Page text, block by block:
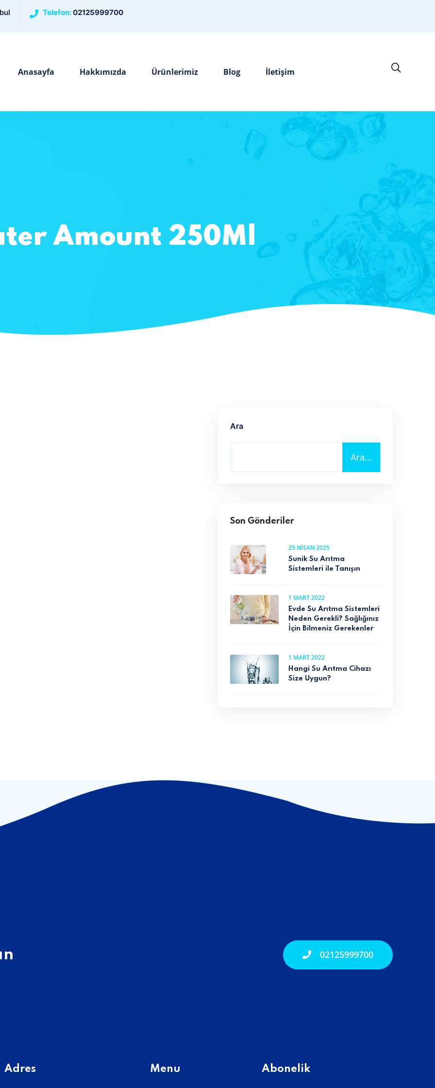
Telefon:02125999700
Anasayfa Hakkımızda Ürünlerimiz Blog İletişim
Amount 250Ml
Ara
Ara...
Son Gönderiler
25 NISAN 2025
Sunik Su Arıtma
Sistemleri ile Tanışın
1 MART 2022
Evde Su Arıtma Sistemleri
Neden Gerekli? Sağlığınız
İçin Bilmeniz Gerekenler
1 MART 2022
Hangi Su Arıtma Cihazı
Size Uygun?
02125999700
Adres Menu Abonelik